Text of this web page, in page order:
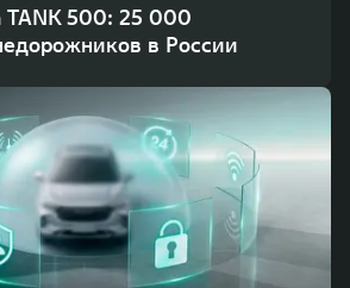
TANK 500: 25 000
в России